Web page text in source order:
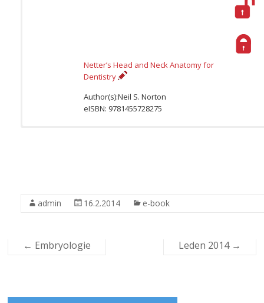
Netter’s Head and Neck Anatomy for
Dentistry
Author(s):Neil S. Norton
eISBN: 9781455728275
Netter’s Head and Neck Anatomy for
eISBN: 9781455728275
admin 16.2.2014 e-book
← Embryologie Leden 2014 →